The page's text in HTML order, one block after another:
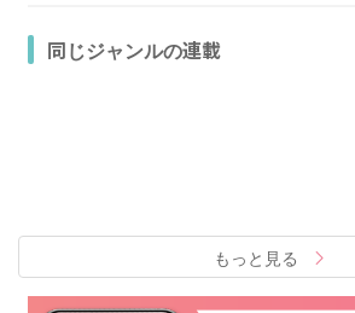
同じジャンルの連載
もっと見る